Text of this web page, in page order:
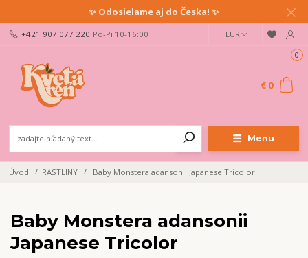
✨ Odosielame aj do Česka! ✨
Menu
EUR
+421 907 077 220 Po-Pi 10-16:00
0
€ 0
Úvod RASTLINY Baby Monstera adansonii Japanese Tricolor
Baby Monstera adansonii
Japanese Tricolor